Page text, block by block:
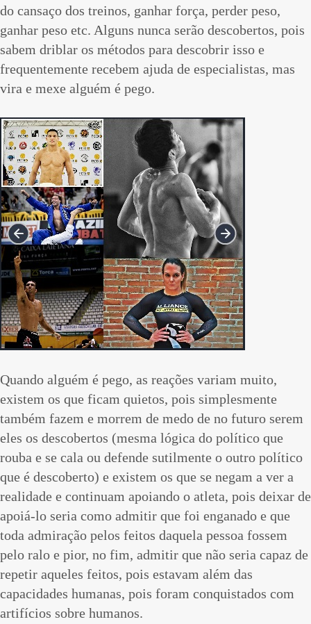
do cansaço dos treinos, ganhar força, perder peso,
ganhar peso etc. Alguns nunca serão descobertos, pois
sabem driblar os métodos para descobrir isso e
frequentemente recebem ajuda de especialistas, mas
vira e mexe alguém é pego.
Quando alguém é pego, as reações variam muito,
existem os que ficam quietos, pois simplesmente
também fazem e morrem de medo de no futuro serem
eles os descobertos (mesma lógica do político que
rouba e se cala ou defende sutilmente o outro político
que é descoberto) e existem os que se negam a ver a
realidade e continuam apoiando o atleta, pois deixar de
apoiá-lo seria como admitir que foi enganado e que
toda admiração pelos feitos daquela pessoa fossem
pelo ralo e pior, no fim, admitir que não seria capaz de
repetir aqueles feitos, pois estavam além das
capacidades humanas, pois foram conquistados com
artifícios sobre humanos.